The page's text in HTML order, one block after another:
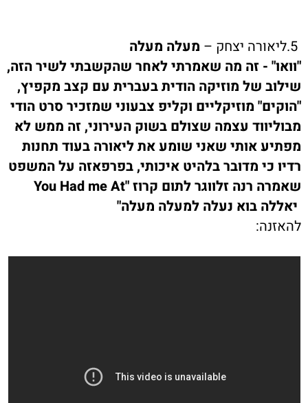
מעלה מעלה
"וואו" - זה מה שאמרתי לאחר שהקשבתי לשיר הזה,
שילוב של מוזיקה הודית בעברית עם קצב מקפיץ,
"הוקים" מוזיקליים וקליפ צבעוני שמזכיר סרט הודי
מבוליווד עצמה שצולם בשוק העירוני, זה ממש לא
מפתיע אותי שאני שומע את ליאורה בעוד תחנות
רדיו כי מדובר בלהיט איכותי, בפרפאזה על המשפט
שאמרה רנה זלווגר לתום קרוז "You Had me At
יאללה בוא נעלה למעלה מעלה"
להאזנה: